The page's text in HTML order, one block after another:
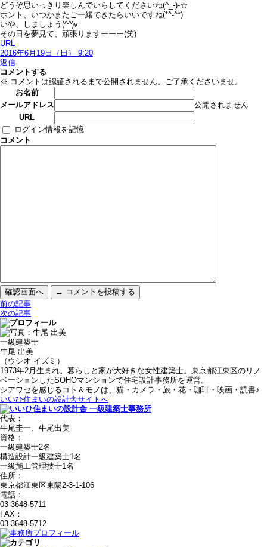
どうぞ思いっきり楽しんでいらしてくださいね(^_-)-☆
ホント、いつかまたご一緒できたらいいですね(*^-^*)
いや、しましょう(^^)v
その日を夢見て、頑張りますーーー(笑)
URL
2016年6月19日（日） 9:20
返信
コメントする
※ コメントは認証されるまで公開されません。ご了承くださいませ。
お名前
メールアドレス
公開されません
URL
ログイン情報を記憶
コメント
前の記事
次の記事
一級建築士
牛尾 出美
（ウシオ イズミ）
1973年2月生まれ。暮らしと家が大好きな女性建築士。東京都江東区のリノ
ベーションしたSOHOマンションで住宅設計事務所を運営。
シアワセを感じるコト＆モノは、猫・カメラ・旅・花・珈琲・映画・読書♪
いいひ住まいの設計舎サイトへ
代表：
牛尾圭一、牛尾出美
資格：
一級建築士2名
構造設計一級建築士1名
一級施工管理技士1名
住所：
東京都江東区東陽2-3-1-106
電話：
03-3648-5711
FAX：
03-3648-5712